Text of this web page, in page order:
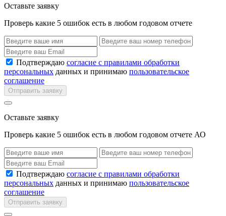
Оставьте заявку
Проверь какие 5 ошибок есть в любом годовом отчете
Подтверждаю согласие с правилами обработки
персональных данных и принимаю пользовательское
соглашение
Отправить заявку
Оставьте заявку
Проверь какие 5 ошибок есть в любом годовом отчете АО
Подтверждаю согласие с правилами обработки
персональных данных и принимаю пользовательское
соглашение
Отправить заявку